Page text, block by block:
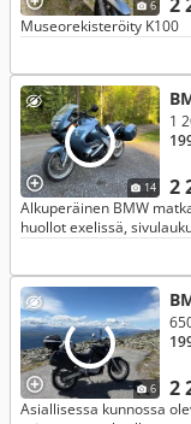
6
Museorekisteröity K100
14 2
1
Alkuperäinen BMW
huollot exelissä,
6 2
Asiallisessa kunnossa